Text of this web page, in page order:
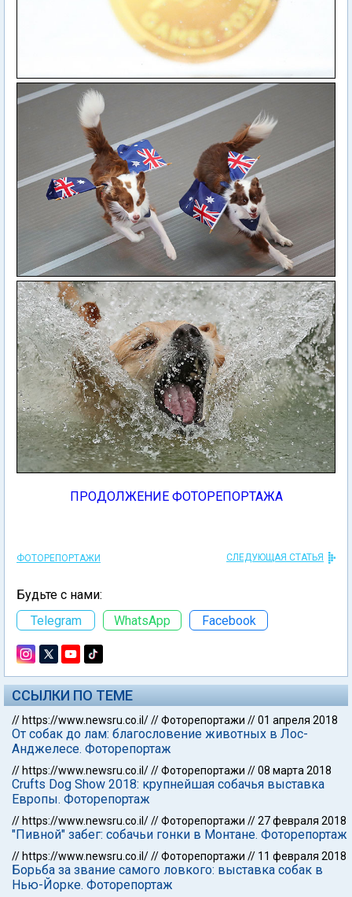
ПРОДОЛЖЕНИЕ ФОТОРЕПОРТАЖА
ФОТОРЕПОРТАЖИ СЛЕДУЮЩАЯ СТАТЬЯ
Будьте с нами:
Telegram
WhatsApp Facebook
ССЫЛКИ ПО ТЕМЕ
// https://www.newsru.co.il///Фоторепортажи //01 апреля 2018
От собак до лам: благословение животных в Лос-
Анджелесе. Фоторепортаж
// https://www.newsru.co.il///Фоторепортажи //08 марта 2018
Crufts Dog Show 2018: крупнейшая собачья выставка
Европы. Фоторепортаж
// https://www.newsru.co.il///Фоторепортажи //27 февраля 2018
"Пивной" забег: собачьи гонки в Монтане. Фоторепортаж
// https://www.newsru.co.il///Фоторепортажи // 11 февраля 2018
Борьба за звание самого ловкого: выставка собак в
Нью-Йорке. Фоторепортаж